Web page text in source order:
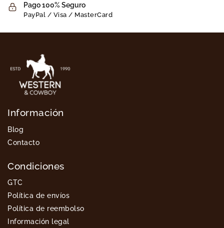
Pago 100% Seguro
PayPal / Visa / MasterCard
Información
Blog
Contacto
Condiciones
GTC
Política de envíos
Política de reembolso
Información legal